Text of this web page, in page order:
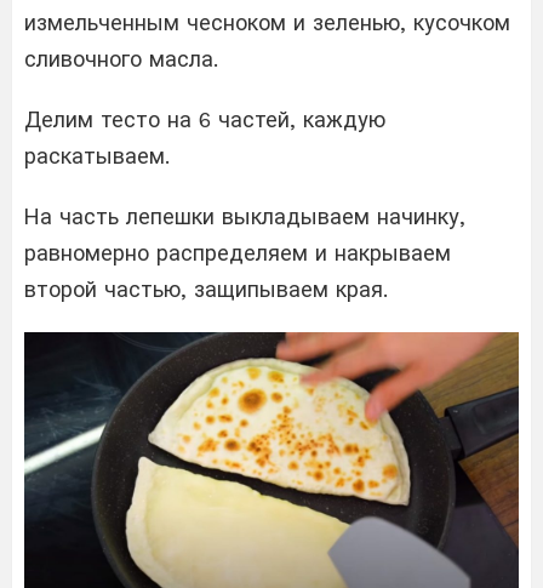
измельченным чесноком и зеленью, кусочком
сливочного масла.
Делим тесто на 6 частей, каждую
раскатываем.
На часть лепешки выкладываем начинку,
равномерно распределяем и накрываем
второй частью, защипываем края.